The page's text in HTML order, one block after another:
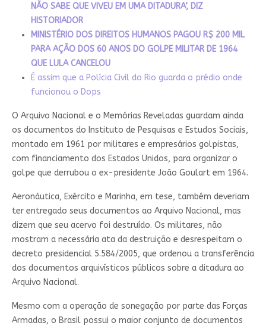
NÃO SABE QUE VIVEU EM UMA DITADURA’, DIZ
HISTORIADOR
MINISTÉRIO DOS DIREITOS HUMANOS PAGOU R$ 200 MIL
PARA AÇÃO DOS 60 ANOS DO GOLPE MILITAR DE 1964
QUE LULA CANCELOU
É assim que a Polícia Civil do Rio guarda o prédio onde
funcionou o Dops
O Arquivo Nacional e o Memórias Reveladas guardam ainda
os documentos do Instituto de Pesquisas e Estudos Sociais,
montado em 1961 por militares e empresários golpistas,
com financiamento dos Estados Unidos, para organizar o
golpe que derrubou o ex-presidente João Goulart em 1964.
Aeronáutica, Exército e Marinha, em tese, também deveriam
ter entregado seus documentos ao Arquivo Nacional, mas
dizem que seu acervo foi destruído. Os militares, não
mostram a necessária ata da destruição e desrespeitam o
decreto presidencial 5.584/2005, que ordenou a transferência
dos documentos arquivísticos públicos sobre a ditadura ao
Arquivo Nacional.
Mesmo com a operação de sonegação por parte das Forças
Armadas, o Brasil possui o maior conjunto de documentos